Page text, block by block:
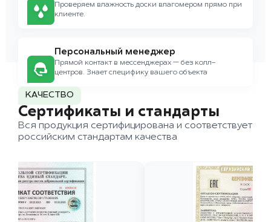
Проверяем влажность доски влагомером прямо при
клиенте.
Персональный менеджер
Прямой контакт в мессенджерах — без колл-
центров. Знает специфику вашего объекта
КАЧЕСТВО
Сертификаты и стандарты
Вся продукция сертифицирована и соответствует
российским стандартам качества